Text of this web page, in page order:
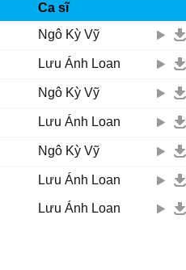
Ca sĩ
Ngô Kỳ Vỹ
Lưu Ánh Loan
Ngô Kỳ Vỹ
Lưu Ánh Loan
Ngô Kỳ Vỹ
Lưu Ánh Loan
Lưu Ánh Loan